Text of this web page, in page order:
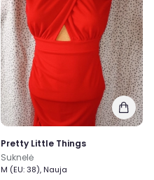
Pretty Little Things
Suknelė
M (EU: 38), Nauja